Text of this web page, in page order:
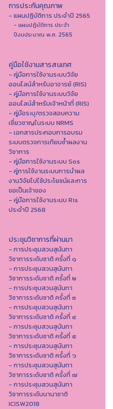
การประกันคุณภาพ
- แผนปฏิบัติการ ประจำปี 2565
- แผนปฏิบัติการ ประจำ
ปีงบประมาณ พ.ศ. 2565
คู่มือใช้งานสารสนเทศ
- คู่มือการใช้งานระบบวิจัย
ออนไลน์สำหรับอาจารย์ (RIS)
- คู่มือการใช้งานระบบวิจัย
ออนไลน์สำหรับเจ้าหน้าที่ (RIS)
- คู่มือระบุ/ตรวจสอบความ
เชี่ยวชาญในระบบ NRMS
- เอกสารประกอบการอบรม
ระบบตรวจการเทียบซ้ำผลงาน
วิชาการ
- คู่มือการใช้งานระบบ Sos
- คู่การใช้งานระบบการนำผล
งานวิจัยไปใช้ประโยชน์และการ
ขอเป็นเจ้าของ
- คู่มือการใช้งานระบบ Ris
ประจำปี 2568
ประชุมวิชาการที่ผ่านมา
- การประชุมสวนสุนันทา
วิชาการระดับชาติ ครั้งที่ ๑
- การประชุมสวนสุนันทา
วิชาการระดับชาติ ครั้งที่ ๒
- การประชุมสวนสุนันทา
วิชาการระดับชาติ ครั้งที่ ๓
- การประชุมสวนสุนันทา
วิชาการระดับชาติ ครั้งที่ ๔
- การประชุมสวนสุนันทา
วิชาการระดับชาติ ครั้งที่ ๕
- การประชุมสวนสุนันทา
วิชาการระดับชาติ ครั้งที่ ๖
- การประชุมสวนสุนันทา
วิชาการระดับชาติ ครั้งที่ ๗
- การประชุมสวนสุนันทา
วิชาการระดับนานาชาติ
ICISW2018